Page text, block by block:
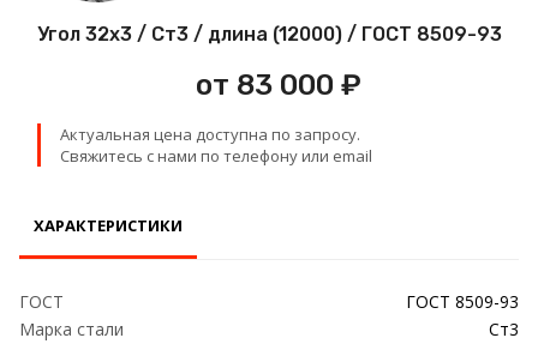
Детали трубопровода
Угол 32х3 / Ст3 / длина (12000) / ГОСТ 8509-93
от 83 000 ₽
Актуальная цена доступна по запросу.
Свяжитесь с нами по телефону или email
ХАРАКТЕРИСТИКИ
ГОСТ
ГОСТ 8509-93
Марка стали
Ст3